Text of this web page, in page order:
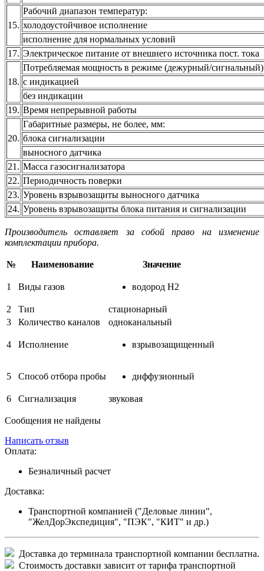
15.
Рабочий диапазон температур:
холодоустойчивое исполнение
исполнение для нормальных условий
17. Электрическое питание от внешнего источника пост. тока
18.
Потребляемая мощность в режиме (дежурный/
с индикацией
без индикации
19. Время непрерывной работы
20.
Габаритные размеры, не более, мм:
блока сигнализации
выносного датчика
21. Масса газосигнализатора
22. Периодичность поверки
23. Уровень взрывозащиты выносного датчика
24. Уровень взрывозащиты блока питания и сигнализации
Производитель оставляет за собой право на изменение
комплектации прибора.
№ Наименование Значение
1 Виды газов водород H2
2 Тип
стационарный
3
Количество каналов одноканальный
4 Исполнение взрывозащищенный
5 Способ отбора пробы диффузионный
6 Сигнализация звуковая
Сообщения не найдены
Написать отзыв
Оплата:
Безналичный расчет
Доставка:
Транспортной компанией ("Деловые линии",
"ЖелДорЭкспедиция", "ПЭК", "КИТ" и др.)
Доставка до терминала транспортной компании бесплатна.
Стоимость доставки зависит от тарифа транспортной